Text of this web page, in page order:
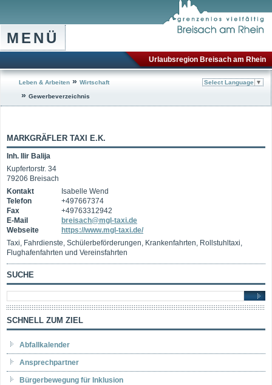
MENÜ
Urlaubsregion Breisach am Rhein
Leben & Arbeiten » Wirtschaft
» Gewerbeverzeichnis
Select Language ▼
MARKGRÄFLER TAXI E.K.
Inh. Ilir Balija
Kupfertorstr. 34
79206 Breisach
Kontakt
Isabelle Wend
Telefon
+497667374
Fax
+49763312942
E-Mail
breisach@mgl-taxi.de
Webseite
https://www.mgl-taxi.de/
Taxi, Fahrdienste, Schülerbeförderungen, Krankenfahrten, Rollstuhltaxi,
Flughafenfahrten und Vereinsfahrten
SUCHE
SCHNELL ZUM ZIEL
Abfallkalender
Ansprechpartner
Bürgerbewegung für Inklusion